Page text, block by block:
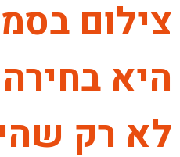
צילום
היא
לא רק